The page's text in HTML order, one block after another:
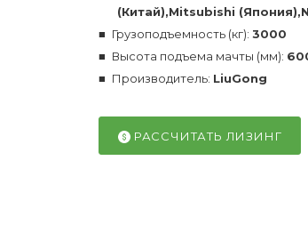
(Китай),Mitsubishi
Грузоподъемность (кг): 3000
Высота подъема мачты (мм):
Производитель: LiuGong
РАССЧИТАТЬ ЛИЗИНГ